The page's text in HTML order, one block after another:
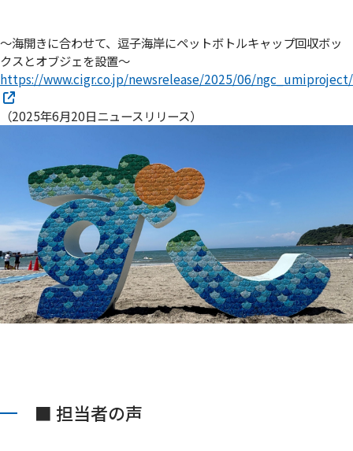
～海開きに合わせて、逗子海岸にペットボトルキャップ回収ボッ
クスとオブジェを設置～
https://www.cigr.co.jp/newsrelease/2025/06/ngc_umiproject/
（2025年6月20日ニュースリリース）
■ 担当者の声